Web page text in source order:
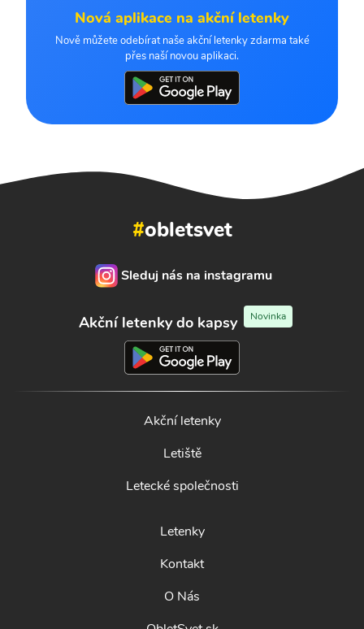
Nová aplikace na akční letenky
Nově můžete odebírat naše akční letenky zdarma také
přes naší novou aplikaci.
#obletsvet
Sleduj nás na instagramu
Akční letenky do kapsy Novinka
Akční letenky
Letiště
Letecké společnosti
Letenky
Kontakt
O Nás